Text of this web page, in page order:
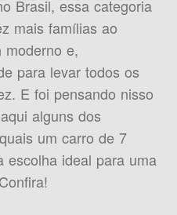
Brasil, essa categoria
mais famílias ao
moderno e,
para levar todos os
E foi pensando nisso
alguns dos
um carro de 7
escolha ideal para uma